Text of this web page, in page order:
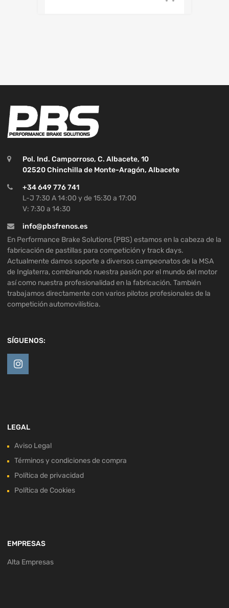
Pol. Ind. Camporroso, C. Albacete, 10
02520 Chinchilla de Monte-Aragón, Albacete
+34 649 776 741
L-J 7:30 A 14:00 y de 15:30 a 17:00
V: 7:30 a 14:30
info@pbsfrenos.es
En Performance Brake Solutions (PBS) estamos en la cabeza de la
fabricación de pastillas para competición y track days.
Actualmente damos soporte a diversos campeonatos de la MSA
de Inglaterra, combinando nuestra pasión por el mundo del motor
así como nuestra profesionalidad en la fabricación. También
trabajamos directamente con varios pilotos profesionales de la
competición automovilística.
SÍGUENOS:
LEGAL
Aviso Legal
Términos y condiciones de compra
Política de privacidad
Política de Cookies
EMPRESAS
Alta Empresas